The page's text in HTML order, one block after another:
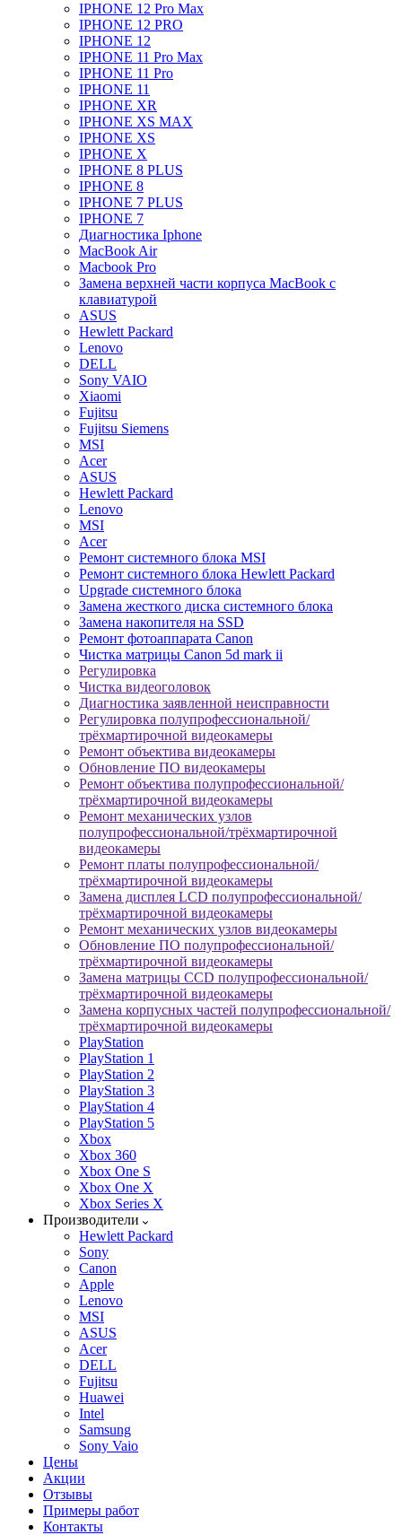
IPHONE 12 Pro Max
IPHONE 12 PRO
IPHONE 12
IPHONE 11 Pro Max
IPHONE 11 Pro
IPHONE 11
IPHONE XR
IPHONE XS MAX
IPHONE XS
IPHONE X
IPHONE 8 PLUS
IPHONE 8
IPHONE 7 PLUS
IPHONE 7
Диагностика Iphone
MacBook Air
Macbook Pro
Замена верхней части корпуса MacBook с
клавиатурой
ASUS
Hewlett Packard
Lenovo
DELL
Sony VAIO
Xiaomi
Fujitsu
Fujitsu Siemens
MSI
Acer
ASUS
Hewlett Packard
Lenovo
MSI
Acer
Ремонт системного блока MSI
Ремонт системного блока Hewlett Packard
Upgrade системного блока
Замена жесткого диска системного блока
Замена накопителя на SSD
Ремонт фотоаппарата Canon
Чистка матрицы Canon 5d mark ii
Регулировка
Чистка видеоголовок
Диагностика заявленной неисправности
Регулировка полупрофессиональной/
трёхмартирочной видеокамеры
Ремонт объектива видеокамеры
Обновление ПО видеокамеры
Ремонт объектива полупрофессиональной/
трёхмартирочной видеокамеры
Ремонт механических узлов
полупрофессиональной/трёхмартирочной
видеокамеры
Ремонт платы полупрофессиональной/
трёхмартирочной видеокамеры
Замена дисплея LCD полупрофессиональной/
трёхмартирочной видеокамеры
Ремонт механических узлов видеокамеры
Обновление ПО полупрофессиональной/
трёхмартирочной видеокамеры
Замена матрицы CCD полупрофессиональной/
трёхмартирочной видеокамеры
Замена корпусных частей полупрофессиональной/
трёхмартирочной видеокамеры
PlayStation
PlayStation 1
PlayStation 2
PlayStation 3
PlayStation 4
PlayStation 5
Xbox
Xbox 360
Xbox One S
Xbox One X
Xbox Series X
Производители
Hewlett Packard
Sony
Canon
Apple
Lenovo
MSI
ASUS
Acer
DELL
Fujitsu
Huawei
Intel
Samsung
Sony Vaio
Цены
Акции
Отзывы
Примеры работ
Контакты